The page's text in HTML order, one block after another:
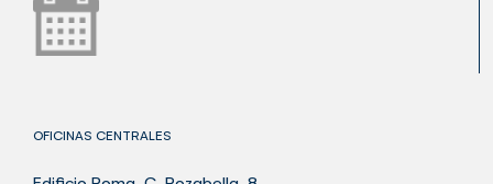
OFICINAS CENTRALES